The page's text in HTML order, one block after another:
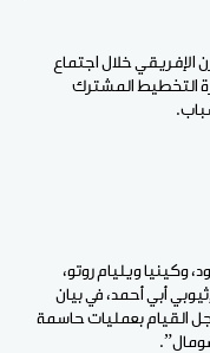
الإفريقي خلال اجتماع
التخطيط المشترك
ويليام روتو،
أبي أحمد، في بيان
القيام بعمليات حاسمة